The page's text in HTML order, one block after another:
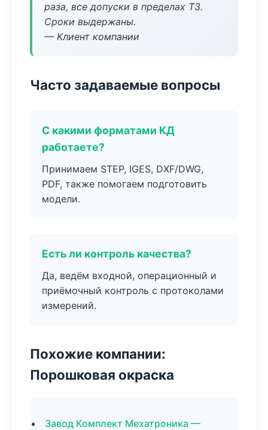
раза, все допуски в пределах ТЗ.
Сроки выдержаны.
— Клиент компании
Часто задаваемые вопросы
С какими форматами КД
работаете?
Принимаем STEP, IGES, DXF/DWG,
PDF, также помогаем подготовить
модели.
Есть ли контроль качества?
Да, ведём входной, операционный и
приёмочный контроль с протоколами
измерений.
Похожие компании:
Порошковая окраска
Завод Комплект Мехатроника —